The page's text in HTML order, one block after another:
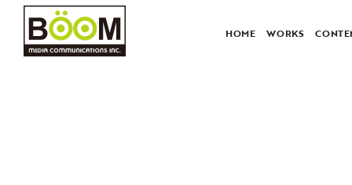
HOME WORKS